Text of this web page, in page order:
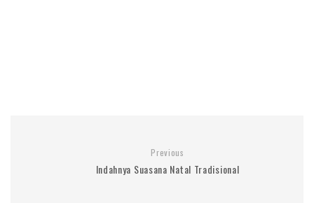
Previous
Indahnya Suasana Natal Tradisional